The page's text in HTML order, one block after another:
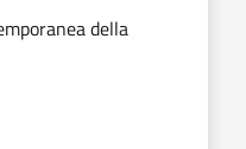
della